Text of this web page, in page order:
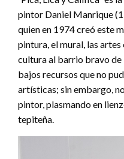
pintor Daniel Manrique
quien en 1974 creó este
pintura, el mural, las
cultura al barrio bravo de
bajos recursos que no
artísticas; sin embargo,
pintor, plasmando en
tepiteña.